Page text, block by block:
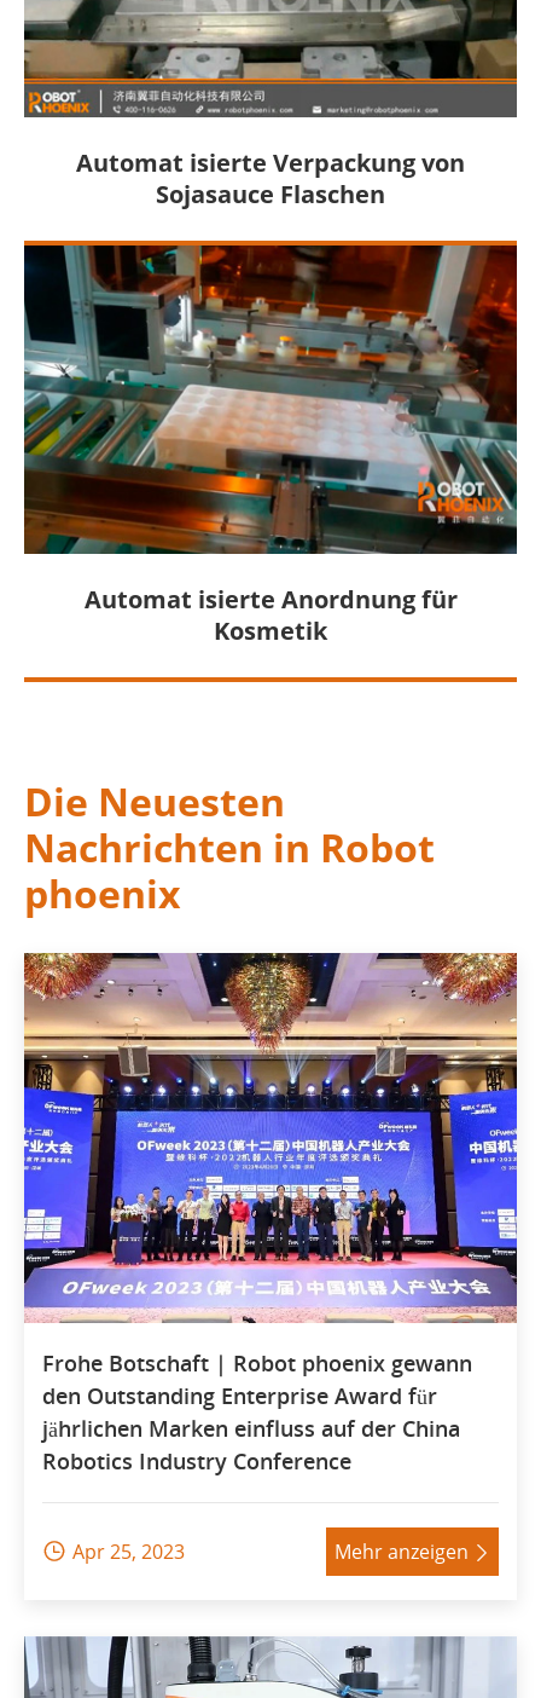
Automat isierte Verpackung von
Sojasauce Flaschen
Automat isierte Anordnung für
Kosmetik
Die Neuesten
Nachrichten in Robot
phoenix
Frohe Botschaft | Robot phoenix gewann
den Outstanding Enterprise Award für
jährlichen Marken einfluss auf der China
Robotics Industry Conference
 Apr 25, 2023 Mehr anzeigen 